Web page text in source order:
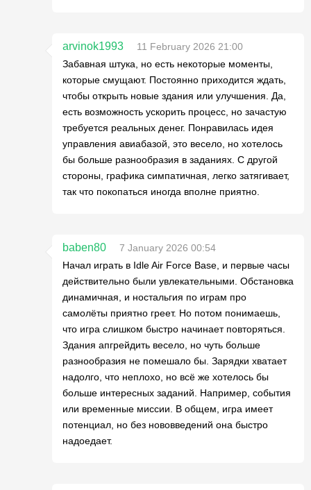
arvinok1993
11 February 2026 21:00
Забавная штука, но есть некоторые моменты,
которые смущают. Постоянно приходится ждать,
чтобы открыть новые здания или улучшения. Да,
есть возможность ускорить процесс, но зачастую
требуется реальных денег. Понравилась идея
управления авиабазой, это весело, но хотелось
бы больше разнообразия в заданиях. С другой
стороны, графика симпатичная, легко затягивает,
так что покопаться иногда вполне приятно.
baben80
7 January 2026 00:54
Начал играть в Idle Air Force Base, и первые часы
действительно были увлекательными. Обстановка
динамичная, и ностальгия по играм про
самолёты приятно греет. Но потом понимаешь,
что игра слишком быстро начинает повторяться.
Здания апгрейдить весело, но чуть больше
разнообразия не помешало бы. Зарядки хватает
надолго, что неплохо, но всё же хотелось бы
больше интересных заданий. Например, события
или временные миссии. В общем, игра имеет
потенциал, но без нововведений она быстро
надоедает.